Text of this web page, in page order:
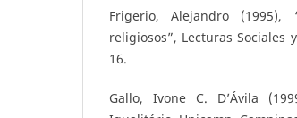
Frigerio, Alejandro (1995),
religiosos”, Lecturas Sociales
16.
Gallo, Ivone C. D’Ávila